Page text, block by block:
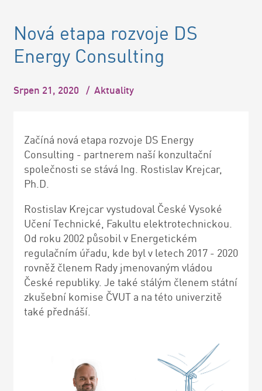
Nová etapa rozvoje DS
Energy Consulting
Srpen 21, 2020 / Aktuality
Začíná nová etapa rozvoje DS Energy
Consulting - partnerem naší konzultační
společnosti se stává Ing. Rostislav Krejcar,
Ph.D.
Rostislav Krejcar vystudoval České Vysoké
Učení Technické, Fakultu elektrotechnickou.
Od roku 2002 působil v Energetickém
regulačním úřadu, kde byl v letech 2017 - 2020
rovněž členem Rady jmenovaným vládou
České republiky. Je také stálým členem státní
zkušební komise ČVUT a na této univerzitě
také přednáší.